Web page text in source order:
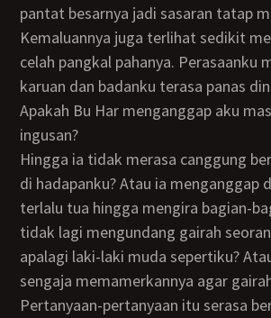
pantat besarnya jadi sasaran tatap
Kemaluannya juga terlihat sedikit
celah pangkal pahanya. Perasaanku
karuan dan badanku terasa panas
Apakah Bu Har menganggap aku
ingusan?
Hingga ia tidak merasa canggung berpakaian seronok
di hadapanku? Atau ia menganggap
terlalu tua hingga mengira bagian-
tidak lagi mengundang gairah
apalagi laki-laki muda sepertiku?
sengaja memamerkannya agar
Pertanyaan-pertanyaan itu serasa